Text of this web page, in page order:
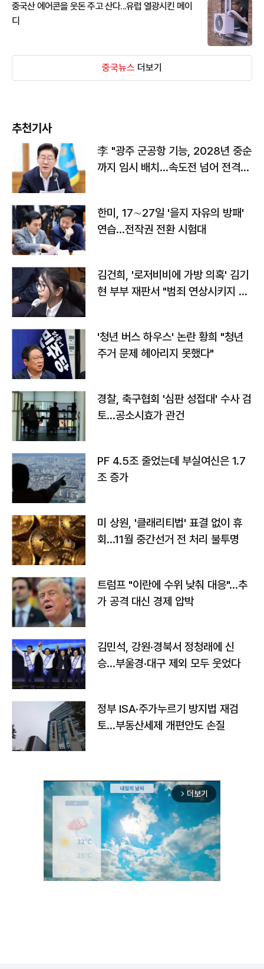
중국산 에어콘을 웃돈 주고 산다...유럽 열광시킨 메이
디
중국뉴스 더보기
추천기사
李 "광주 군공항 기능, 2028년 중순
까지 임시 배치…속도전 넘어 전격
한미, 17∼27일 '을지 자유의 방패'
연습…전작권 전환 시험대
김건희, '로저비비에 가방 의혹' 김기
현 부부 재판서 "범죄 연상시키지 말
'청년 버스 하우스' 논란 황희 "청년
주거 문제 헤아리지 못했다"
경찰, 축구협회 '심판 성접대' 수사 검
토…공소시효가 관건
PF 4.5조 줄었는데 부실여신은 1.7
조 증가
미 상원, '클래리티법' 표결 없이 휴
회…11월 중간선거 전 처리 불투명
트럼프 "이란에 수위 낮춰 대응"…추
가 공격 대신 경제 압박
김민석, 강원·경북서 정청래에 신
승…부울경·대구 제외 모두 웃었다
정부 ISA·주가누르기 방지법 재검
토…부동산세제 개편안도 손질
arrow_forward_ios 더보기